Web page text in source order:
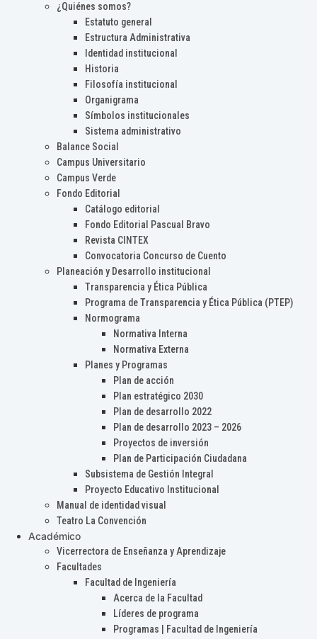
¿Quiénes somos?
Estatuto general
Estructura Administrativa
Identidad institucional
Historia
Filosofía institucional
Organigrama
Símbolos institucionales
Sistema administrativo
Balance Social
Campus Universitario
Campus Verde
Fondo Editorial
Catálogo editorial
Fondo Editorial Pascual Bravo
Revista CINTEX
Convocatoria Concurso de Cuento
Planeación y Desarrollo institucional
Transparencia y Ética Pública
Programa de Transparencia y Ética Pública (PTEP)
Normograma
Normativa Interna
Normativa Externa
Planes y Programas
Plan de acción
Plan estratégico 2030
Plan de desarrollo 2022
Plan de desarrollo 2023 – 2026
Proyectos de inversión
Plan de Participación Ciudadana
Subsistema de Gestión Integral
Proyecto Educativo Institucional
Manual de identidad visual
Teatro La Convención
Académico
Vicerrectora de Enseñanza y Aprendizaje
Facultades
Facultad de Ingeniería
Acerca de la Facultad
Líderes de programa
Programas | Facultad de Ingeniería